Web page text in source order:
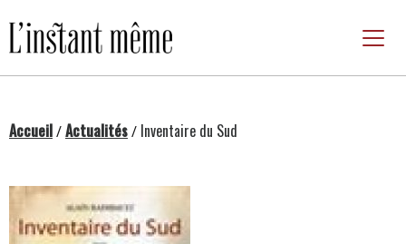
au
contenu
Accueil/Actualités/ Inventaire du Sud